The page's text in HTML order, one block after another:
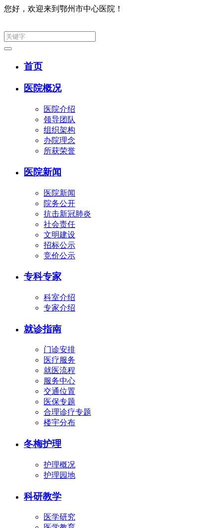
您好，欢迎来到鄂州市中心医院！
首页
医院概况
医院介绍
领导团队
组织架构
办院理念
所获荣誉
医院新闻
医院新闻
院务公开
抗击新冠肺炎
社会责任
文明建设
招标公示
竞价公示
专科专家
科室介绍
专家介绍
就诊指南
门诊安排
医疗服务
就医流程
服务中心
交通位置
医保专题
合理诊疗专题
楼宇分布
冬梅护理
护理概况
护理园地
科研教学
医学研究